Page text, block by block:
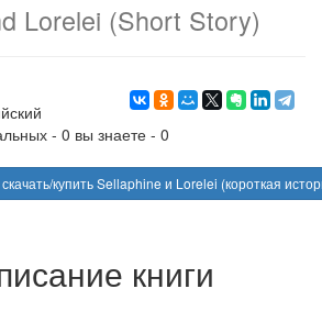
Lorelei (Short Story)
- 0 вы знаете - 0
купить Sellaphine и Lorelei (короткая
книги